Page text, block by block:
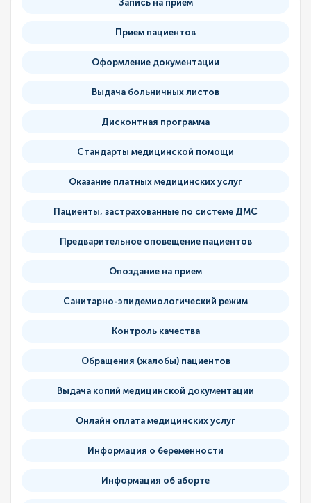
Запись на прием
Прием пациентов
Оформление документации
Выдача больничных листов
Дисконтная программа
Стандарты медицинской помощи
Оказание платных медицинских услуг
Пациенты, застрахованные по системе ДМС
Предварительное оповещение пациентов
Опоздание на прием
Санитарно-эпидемиологический режим
Контроль качества
Обращения (жалобы) пациентов
Выдача копий медицинской документации
Онлайн оплата медицинских услуг
Информация о беременности
Информация об аборте